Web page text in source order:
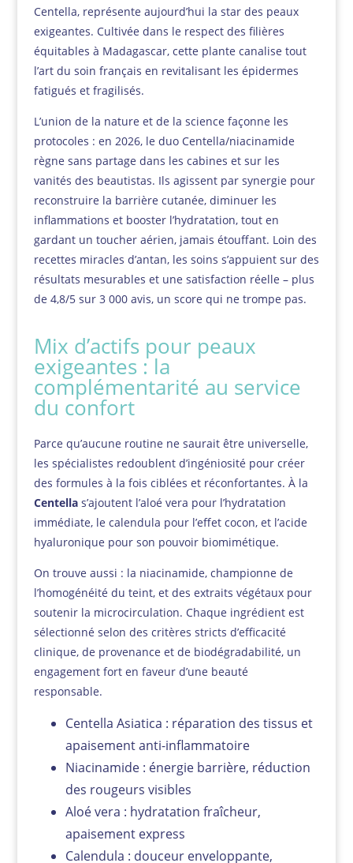
Centella, représente aujourd’hui la star des peaux
exigeantes. Cultivée dans le respect des filières
équitables à Madagascar, cette plante canalise tout
l’art du soin français en revitalisant les épidermes
fatigués et fragilisés.
L’union de la nature et de la science façonne les
protocoles : en 2026, le duo Centella/niacinamide
règne sans partage dans les cabines et sur les
vanités des beautistas. Ils agissent par synergie pour
reconstruire la barrière cutanée, diminuer les
inflammations et booster l’hydratation, tout en
gardant un toucher aérien, jamais étouffant. Loin des
recettes miracles d’antan, les soins s’appuient sur des
résultats mesurables et une satisfaction réelle – plus
de 4,8/5 sur 3 000 avis, un score qui ne trompe pas.
Mix d’actifs pour peaux
exigeantes : la
complémentarité au service
du confort
Parce qu’aucune routine ne saurait être universelle,
les spécialistes redoublent d’ingéniosité pour créer
des formules à la fois ciblées et réconfortantes. À la
Centellas’ajoutent l’aloé vera pour l’hydratation
immédiate, le calendula pour l’effet cocon, et l’acide
hyaluronique pour son pouvoir biomimétique.
On trouve aussi : la niacinamide, championne de
l’homogénéité du teint, et des extraits végétaux pour
soutenir la microcirculation. Chaque ingrédient est
sélectionné selon des critères stricts d’efficacité
clinique, de provenance et de biodégradabilité, un
engagement fort en faveur d’une beauté
responsable.
Centella Asiatica : réparation des tissus et
apaisement anti-inflammatoire
Niacinamide : énergie barrière, réduction
des rougeurs visibles
Aloé vera : hydratation fraîcheur,
apaisement express
Calendula : douceur enveloppante,